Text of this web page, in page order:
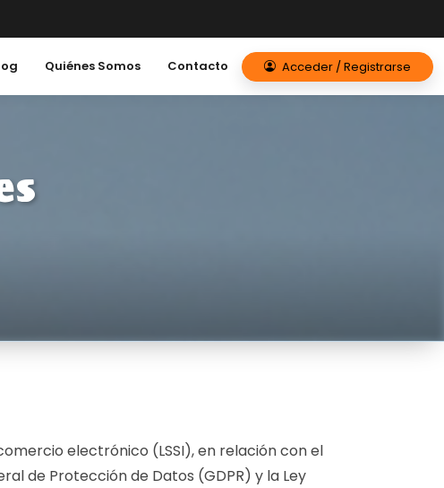
Quiénes Somos Contacto Acceder / Registrarse
electrónico (LSSI), en relación con el
de Protección de Datos (GDPR) y la Ley